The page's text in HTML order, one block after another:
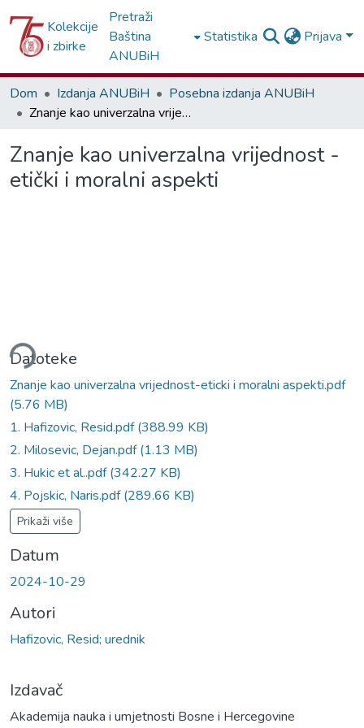
Kolekcije
i zbirke
Pretraži
Baština
ANUBiH
Statistika Prijava
Dom Izdanja ANUBiH
Posebna izdanja ANUBiH
Znanje kao univerzalna vrijednost - etički i moralni aspekti
Znanje kao univerzalna vrijednost -
etički i moralni aspekti
Datoteke
Znanje kao univerzalna vrijednost-eticki i moralni aspekti.pdf
(5.76 MB)
1. Hafizovic, Resid.pdf(388.99 KB)
2. Milosevic, Dejan.pdf(1.13 MB)
3. Hukic et al..pdf(342.27 KB)
4. Pojskic, Naris.pdf(289.66 KB)
Prikaži više
Datum
2024-10-29
Autori
Hafizovic, Resid; urednik
Izdavač
Akademija nauka i umjetnosti Bosne i Hercegovine